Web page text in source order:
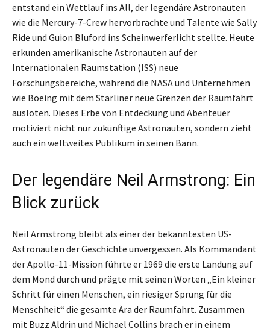
entstand ein Wettlauf ins All, der legendäre Astronauten
wie die Mercury-7-Crew hervorbrachte und Talente wie Sally
Ride und Guion Bluford ins Scheinwerferlicht stellte. Heute
erkunden amerikanische Astronauten auf der
Internationalen Raumstation (ISS) neue
Forschungsbereiche, während die NASA und Unternehmen
wie Boeing mit dem Starliner neue Grenzen der Raumfahrt
ausloten. Dieses Erbe von Entdeckung und Abenteuer
motiviert nicht nur zukünftige Astronauten, sondern zieht
auch ein weltweites Publikum in seinen Bann.
Der legendäre Neil Armstrong: Ein
Blick zurück
Neil Armstrong bleibt als einer der bekanntesten US-
Astronauten der Geschichte unvergessen. Als Kommandant
der Apollo-11-Mission führte er 1969 die erste Landung auf
dem Mond durch und prägte mit seinen Worten „Ein kleiner
Schritt für einen Menschen, ein riesiger Sprung für die
Menschheit“ die gesamte Ära der Raumfahrt. Zusammen
mit Buzz Aldrin und Michael Collins brach er in einem